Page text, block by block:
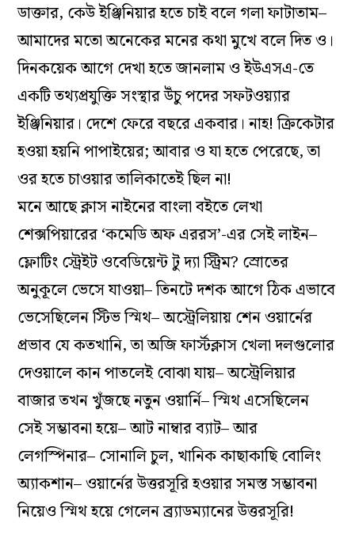
ডাক্তার, কেউ ইঞ্জিনিয়ার হতে চাই বলে গলা ফাটাতাম–
আমাদের মতো অনেকের মনের কথা মুখে বলে দিত ও।
দিনকয়েক আগে দেখা হতে জানলাম ও ইউএসএ-তে
একটি তথ্যপ্রযুক্তি সংস্থার উঁচু পদের সফটওয়্যার
ইঞ্জিনিয়ার। দেশে ফেরে বছরে একবার। নাহ! ক্রিকেটার
হওয়া হয়নি পাপাইয়ের; আবার ও যা হতে পেরেছে, তা
ওর হতে চাওয়ার তালিকাতেই ছিল না!
মনে আছে ক্লাস নাইনের বাংলা বইতে লেখা
শেক্সপিয়ারের ‘কমেডি অফ এররস’-এর সেই লাইন–
ফ্লোটিং স্ট্রেইট ওবেডিয়েন্ট টু দ্যা স্ট্রিম? স্রোতের
অনুকূলে ভেসে যাওয়া– তিনটে দশক আগে ঠিক এভাবে
ভেসেছিলেন স্টিভ স্মিথ– অস্ট্রেলিয়ায় শেন ওয়ার্নের
প্রভাব যে কতখানি, তা অজি ফার্স্টক্লাস খেলা দলগুলোর
দেওয়ালে কান পাতলেই বোঝা যায়– অস্ট্রেলিয়ার
বাজার তখন খুঁজছে নতুন ওয়ার্নি– স্মিথ এসেছিলেন
সেই সম্ভাবনা হয়ে– আট নাম্বার ব্যাট– আর
লেগস্পিনার– সোনালি চুল, খানিক কাছাকাছি বোলিং
অ্যাকশান– ওয়ার্নের উত্তরসূরি হওয়ার সমস্ত সম্ভাবনা
নিয়েও স্মিথ হয়ে গেলেন ব্র‍্যাডম্যানের উত্তরসূরি!